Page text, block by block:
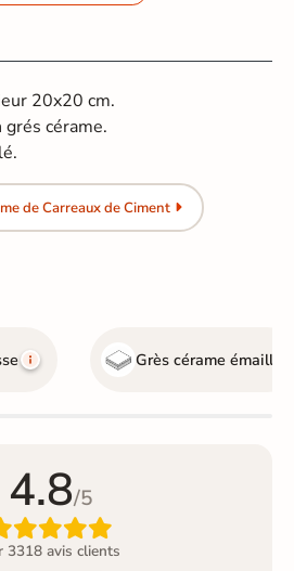
20x20 cm.
cérame.
de Carreaux de Ciment
Grès cérame émaillé
4.8/5
3318 avis clients